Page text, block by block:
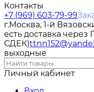
Контакты
+7 (969) 603-79-99
г.Москва, 1-й
есть доставка через
СДЕК)
выходные
Личный кабинет